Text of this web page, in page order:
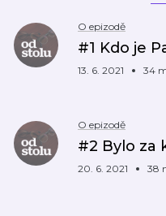
O epizodě
#1 Kdo je
13. 6. 2021 34
O epizodě
#2 Bylo za
20. 6. 2021 38